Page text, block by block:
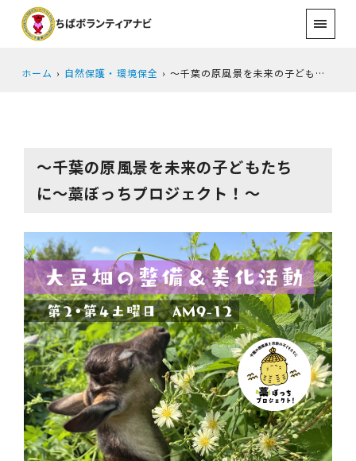
ホーム 自然保護・環境保全 〜千葉の原風景を未来の子どもたちに〜藁ぼっちプロジェクト！〜
〜千葉の原風景を未来の子どもたち
に〜藁ぼっちプロジェクト！〜